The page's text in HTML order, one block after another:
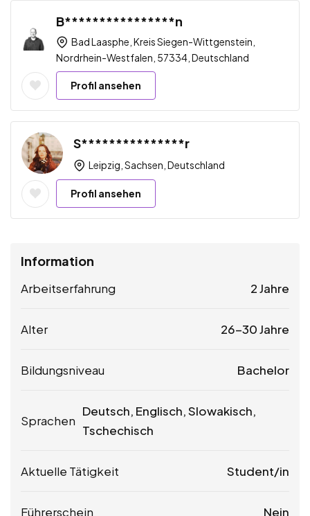
B****************n
Bad Laasphe, Kreis Siegen-Wittgenstein,
Nordrhein-Westfalen, 57334, Deutschland
Profil ansehen
S***************r
Leipzig, Sachsen, Deutschland
Profil ansehen
Information
Arbeitserfahrung 2 Jahre
Alter 26-30 Jahre
Bildungsniveau Bachelor
Sprachen
Deutsch, Englisch, Slowakisch,
Tschechisch
Aktuelle Tätigkeit Student/in
Führerschein Nein